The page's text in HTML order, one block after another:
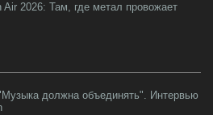
Air 2026: Там, где метал провожает
должна объединять". Интервью